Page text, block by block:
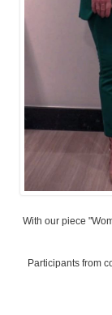
With our piece
Participants from